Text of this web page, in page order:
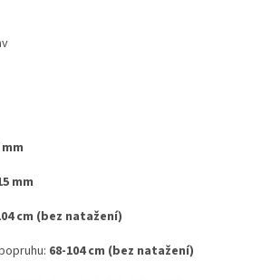
mm
mm
cm (bez natažení)
68-104 cm (bez natažení)